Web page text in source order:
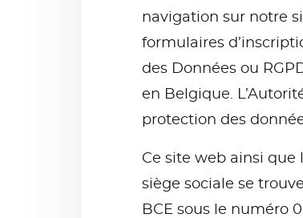
navigation sur notre
formulaires
des Données ou
en Belgique.
protection des
Ce site web ainsi que
siège sociale se
BCE sous le numéro